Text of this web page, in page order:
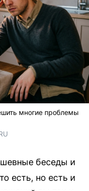
многие проблемы
беседы и
есть, но есть и